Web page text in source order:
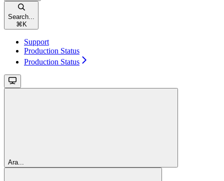
Search...
⌘ K
Support
Production Status
Production Status
Ara...